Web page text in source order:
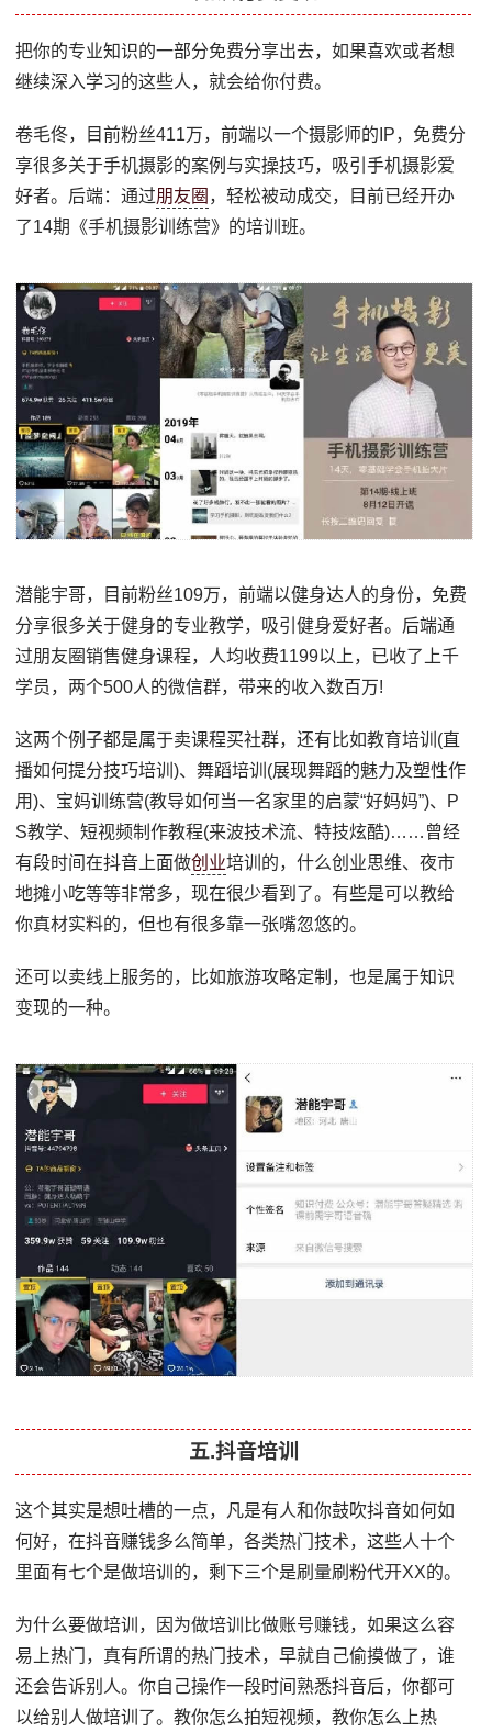
把你的专业知识的一部分免费分享出去，如果喜欢或者想
继续深入学习的这些人，就会给你付费。
卷毛佟，目前粉丝411万，前端以一个摄影师的IP，免费分
享很多关于手机摄影的案例与实操技巧，吸引手机摄影爱
好者。后端：通过朋友圈 ，轻松被动成交，目前已经开办
了14期《手机摄影训练营》的培训班。
潜能宇哥，目前粉丝109万，前端以健身达人的身份，免费
分享很多关于健身的专业教学，吸引健身爱好者。后端通
过朋友圈销售健身课程，人均收费1199以上，已收了上千
学员，两个500人的微信群，带来的收入数百万!
这两个例子都是属于卖课程买社群，还有比如教育培训(直
播如何提分技巧培训)、舞蹈培训(展现舞蹈的魅力及塑性作
用)、宝妈训练营(教导如何当一名家里的启蒙“好妈妈”)、P
S教学、短视频制作教程(来波技术流、特技炫酷)……曾经
有段时间在抖音上面做创业培训的，什么创业思维、夜市
地摊小吃等等非常多，现在很少看到了。有些是可以教给
你真材实料的，但也有很多靠一张嘴忽悠的。
还可以卖线上服务的，比如旅游攻略定制，也是属于知识
变现的一种。
五.抖音培训
这个其实是想吐槽的一点，凡是有人和你鼓吹抖音如何如
何好，在抖音赚钱多么简单，各类热门技术，这些人十个
里面有七个是做培训的，剩下三个是刷量刷粉代开XX的。
为什么要做培训，因为做培训比做账号赚钱，如果这么容
易上热门，真有所谓的热门技术，早就自己偷摸做了，谁
还会告诉别人。你自己操作一段时间熟悉抖音后，你都可
以给别人做培训了。教你怎么拍短视频，教你怎么上热